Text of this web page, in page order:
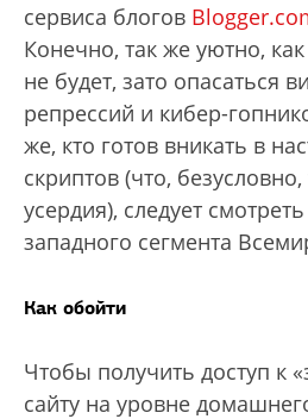
сервиса блогов
Конечно, так же уютно,
не будет, зато опасаться
репрессий и кибер-
же, кто готов вникать в
скриптов (что,
усердия), следует
западного сегмента
Как обойти
Чтобы получить доступ к
сайту на уровне